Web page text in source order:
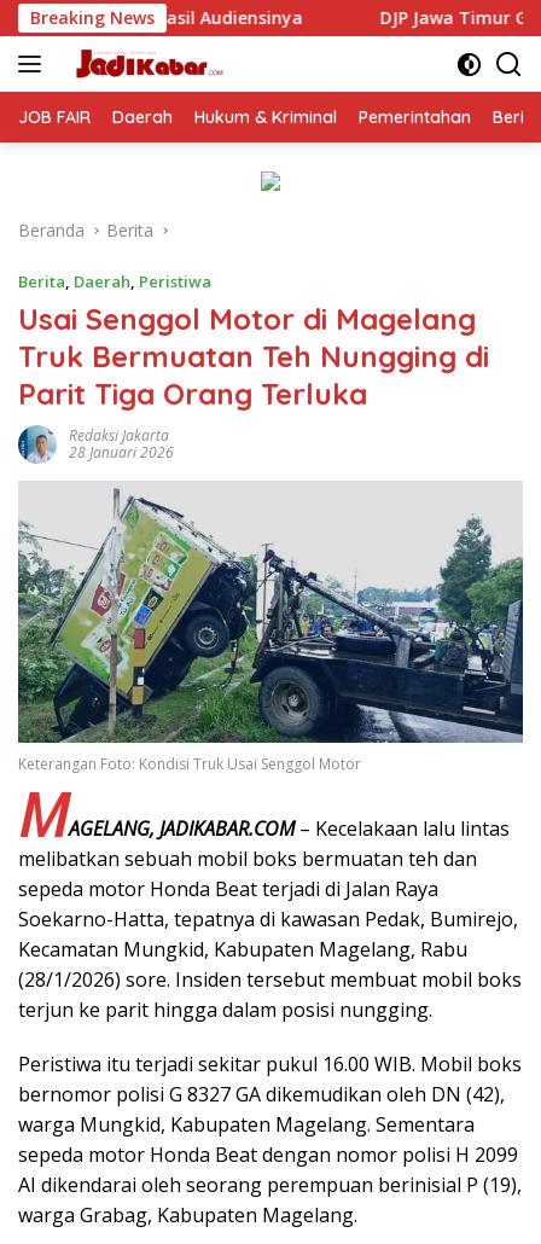
Langsung
ke
konten
Breaking News DJP Jawa Timur Gandeng GP Ansor
JOB FAIR Daerah Hukum & Kriminal Pemerintahan
Beranda Berita
Berita, Daerah, Peristiwa
Usai Senggol Motor di Magelang
Truk Bermuatan Teh Nungging di
Parit Tiga Orang Terluka
Redaksi Jakarta
28 Januari 2026
Keterangan Foto: Kondisi Truk Usai Senggol Motor
MAGELANG, JADIKABAR.COM– Kecelakaan lalu lintas
melibatkan sebuah mobil boks bermuatan teh dan
sepeda motor Honda Beat terjadi di Jalan Raya
Soekarno-Hatta, tepatnya di kawasan Pedak, Bumirejo,
Kecamatan Mungkid, Kabupaten Magelang, Rabu
(28/1/2026) sore. Insiden tersebut membuat mobil boks
terjun ke parit hingga dalam posisi nungging.
Peristiwa itu terjadi sekitar pukul 16.00 WIB. Mobil boks
bernomor polisi G 8327 GA dikemudikan oleh DN (42),
warga Mungkid, Kabupaten Magelang. Sementara
sepeda motor Honda Beat dengan nomor polisi H 2099
AI dikendarai oleh seorang perempuan berinisial P (19),
warga Grabag, Kabupaten Magelang.